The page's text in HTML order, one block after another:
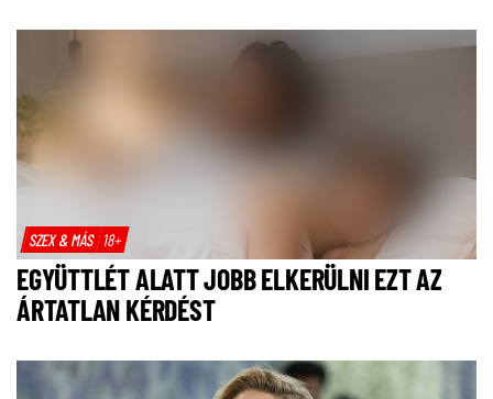
SZEX & MÁS 18+
EGYÜTTLÉT ALATT JOBB ELKERÜLNI EZT AZ
ÁRTATLAN KÉRDÉST